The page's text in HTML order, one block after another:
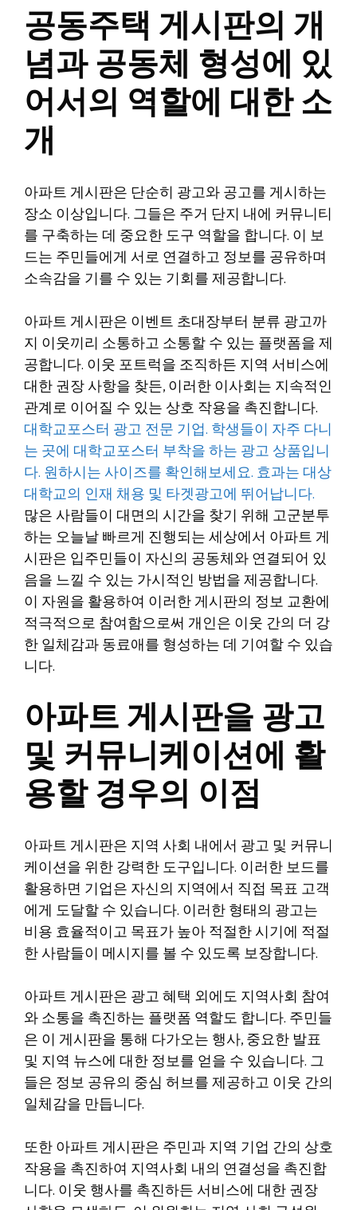
공동주택 게시판의 개
념과 공동체 형성에 있
어서의 역할에 대한 소
개
아파트 게시판은 단순히 광고와 공고를 게시하는
장소 이상입니다. 그들은 주거 단지 내에 커뮤니티
를 구축하는 데 중요한 도구 역할을 합니다. 이 보
드는 주민들에게 서로 연결하고 정보를 공유하며
소속감을 기를 수 있는 기회를 제공합니다.
아파트 게시판은 이벤트 초대장부터 분류 광고까
지 이웃끼리 소통하고 소통할 수 있는 플랫폼을 제
공합니다. 이웃 포트럭을 조직하든 지역 서비스에
대한 권장 사항을 찾든, 이러한 이사회는 지속적인
관계로 이어질 수 있는 상호 작용을 촉진합니다.
대학교포스터 광고 전문 기업. 학생들이 자주 다니
는 곳에 대학교포스터 부착을 하는 광고 상품입니
다. 원하시는 사이즈를 확인해보세요. 효과는 대상
대학교의 인재 채용 및 타겟광고에 뛰어납니다.
많은 사람들이 대면의 시간을 찾기 위해 고군분투
하는 오늘날 빠르게 진행되는 세상에서 아파트 게
시판은 입주민들이 자신의 공동체와 연결되어 있
음을 느낄 수 있는 가시적인 방법을 제공합니다.
이 자원을 활용하여 이러한 게시판의 정보 교환에
적극적으로 참여함으로써 개인은 이웃 간의 더 강
한 일체감과 동료애를 형성하는 데 기여할 수 있습
니다.
아파트 게시판을 광고
및 커뮤니케이션에 활
용할 경우의 이점
아파트 게시판은 지역 사회 내에서 광고 및 커뮤니
케이션을 위한 강력한 도구입니다. 이러한 보드를
활용하면 기업은 자신의 지역에서 직접 목표 고객
에게 도달할 수 있습니다. 이러한 형태의 광고는
비용 효율적이고 목표가 높아 적절한 시기에 적절
한 사람들이 메시지를 볼 수 있도록 보장합니다.
아파트 게시판은 광고 혜택 외에도 지역사회 참여
와 소통을 촉진하는 플랫폼 역할도 합니다. 주민들
은 이 게시판을 통해 다가오는 행사, 중요한 발표
및 지역 뉴스에 대한 정보를 얻을 수 있습니다. 그
들은 정보 공유의 중심 허브를 제공하고 이웃 간의
일체감을 만듭니다.
또한 아파트 게시판은 주민과 지역 기업 간의 상호
작용을 촉진하여 지역사회 내의 연결성을 촉진합
니다. 이웃 행사를 촉진하든 서비스에 대한 권장